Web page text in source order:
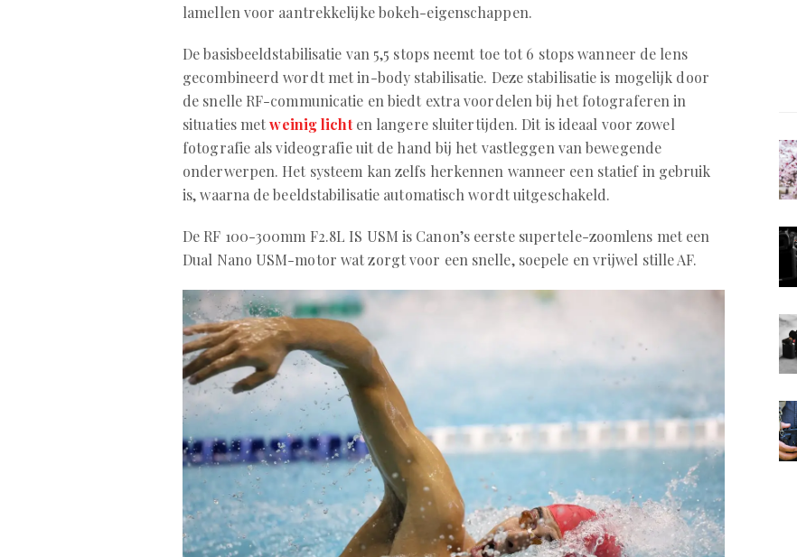
lamellen voor aantrekkelijke bokeh-eigenschappen.
De basisbeeldstabilisatie van 5,5 stops neemt toe tot 6 stops wanneer de lens
gecombineerd wordt met in-body stabilisatie. Deze stabilisatie is mogelijk door
de snelle RF-communicatie en biedt extra voordelen bij het fotograferen in
situaties metweinig lichten langere sluitertijden. Dit is ideaal voor zowel
fotografie als videografie uit de hand bij het vastleggen van bewegende
onderwerpen. Het systeem kan zelfs herkennen wanneer een statief in gebruik
is, waarna de beeldstabilisatie automatisch wordt uitgeschakeld.
De RF 100-300mm F2.8L IS USM is Canon’s eerste supertele-zoomlens met een
Dual Nano USM-motor wat zorgt voor een snelle, soepele en vrijwel stille AF.